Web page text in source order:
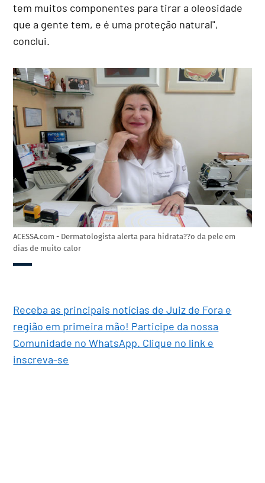
tem muitos componentes para tirar a oleosidade
que a gente tem, e é uma proteção natural",
conclui.
ACESSA.com - Dermatologista alerta para hidrata??o da pele em
dias de muito calor
Receba as principais notícias de Juiz de Fora e
região em primeira mão! Participe da nossa
Comunidade no WhatsApp. Clique no link e
inscreva-se